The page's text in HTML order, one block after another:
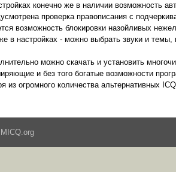
конечно же в наличии возможность
проверка правописания с
возможность блокировки назойливых
в настройках - можно выбрать звуки и
можно скачать и установить
и без того богатые возможности
из огромного количества альтернативных